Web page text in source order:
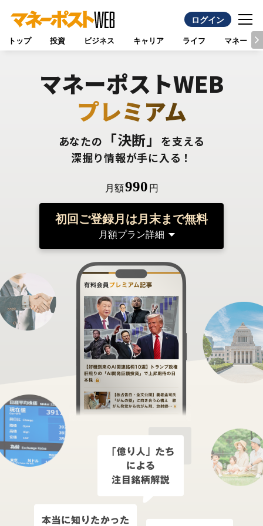
ログイン
トップ 投資 ビジネス キャリア ライフ マネー
マネーポストWEB
プレミアム
あなたの 「決断」
を支える
深掘り情報が手に入る！
月額990 円
初回ご登録月は月末まで無料
月額プラン詳細